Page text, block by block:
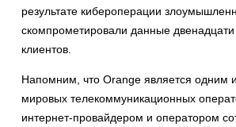
результате кибероперации
скомпрометировали данные
клиентов.
Напомним, что Orange является одним
мировых телекоммуникационных
интернет-провайдером и оператором